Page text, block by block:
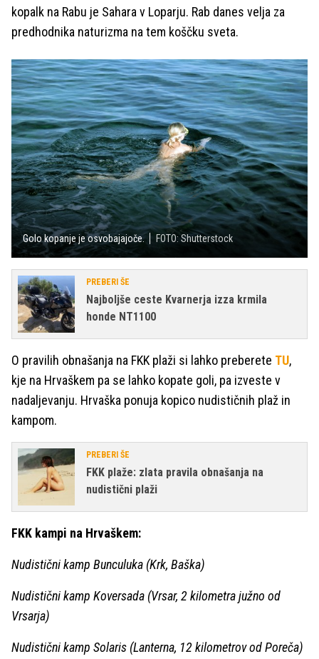
kopalk na Rabu je Sahara v Loparju. Rab danes velja za
predhodnika naturizma na tem koščku sveta.
Golo kopanje je osvobajajoče. FOTO: Shutterstock
PREBERI ŠE
Najboljše ceste Kvarnerja izza krmila
honde NT1100
O pravilih obnašanja na FKK plaži si lahko preberete TU,
kje na Hrvaškem pa se lahko kopate goli, pa izveste v
nadaljevanju. Hrvaška ponuja kopico nudističnih plaž in
kampom.
PREBERI ŠE
FKK plaže: zlata pravila obnašanja na
nudistični plaži
FKK kampi na Hrvaškem:
Nudistični kamp Bunculuka (Krk, Baška)
Nudistični kamp Koversada (Vrsar, 2 kilometra južno od
Vrsarja)
Nudistični kamp Solaris (Lanterna, 12 kilometrov od Poreča)